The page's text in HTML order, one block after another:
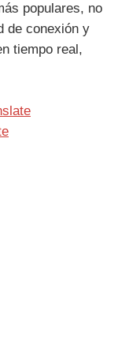
populares, no
de conexión y
tiempo real,